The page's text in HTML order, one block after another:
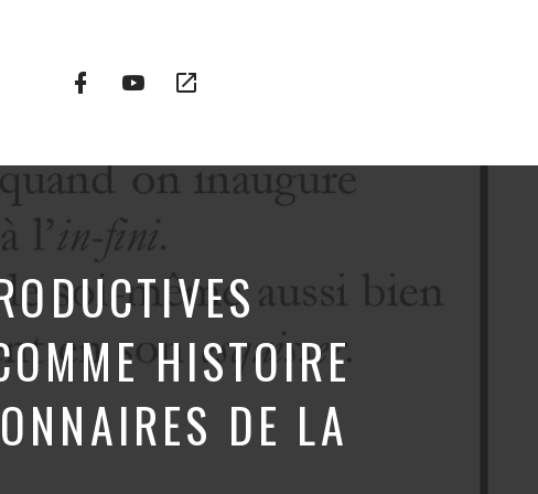
Facebook
Profile
YouTube
Channel
HISTOIRE
DE LA